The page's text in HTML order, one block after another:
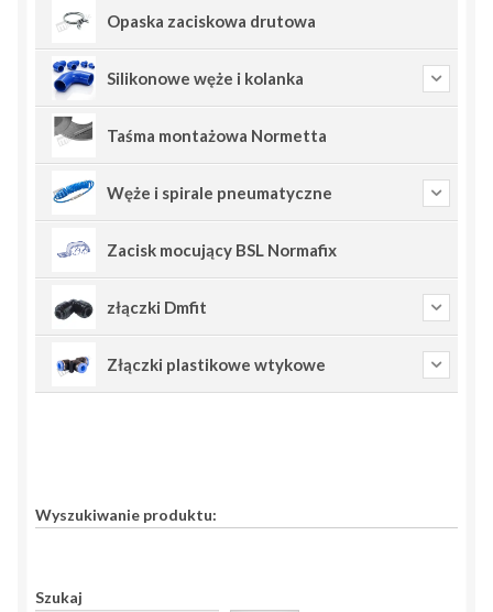
Opaska zaciskowa drutowa
Silikonowe węże i kolanka
Taśma montażowa Normetta
Węże i spirale pneumatyczne
Zacisk mocujący BSL Normafix
złączki Dmfit
Złączki plastikowe wtykowe
Wyszukiwanie produktu:
Szukaj